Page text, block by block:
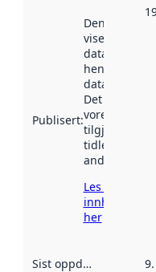
Publisert:
Denne datoen
viser når
datasettet vart
henta inn av
data.norge.no.
Det kan ha
vore
tilgjengeleg
tidlegare
andre stader.
Les meir om
innhenting
her
Sist oppdatert